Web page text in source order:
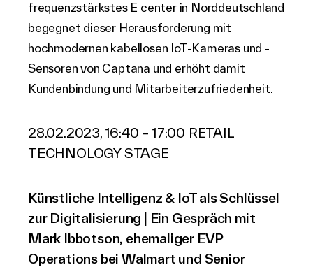
frequenzstärkstes E center in Norddeutschland
begegnet dieser Herausforderung mit
hochmodernen kabellosen IoT-Kameras und -
Sensoren von Captana und erhöht damit
Kundenbindung und Mitarbeiterzufriedenheit.
28.02.2023, 16:40 – 17:00 RETAIL
TECHNOLOGY STAGE
Künstliche Intelligenz & IoT als Schlüssel
zur Digitalisierung | Ein Gespräch mit
Mark Ibbotson, ehemaliger EVP
Operations bei Walmart und Senior